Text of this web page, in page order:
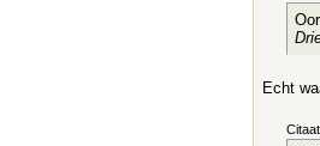
Echt